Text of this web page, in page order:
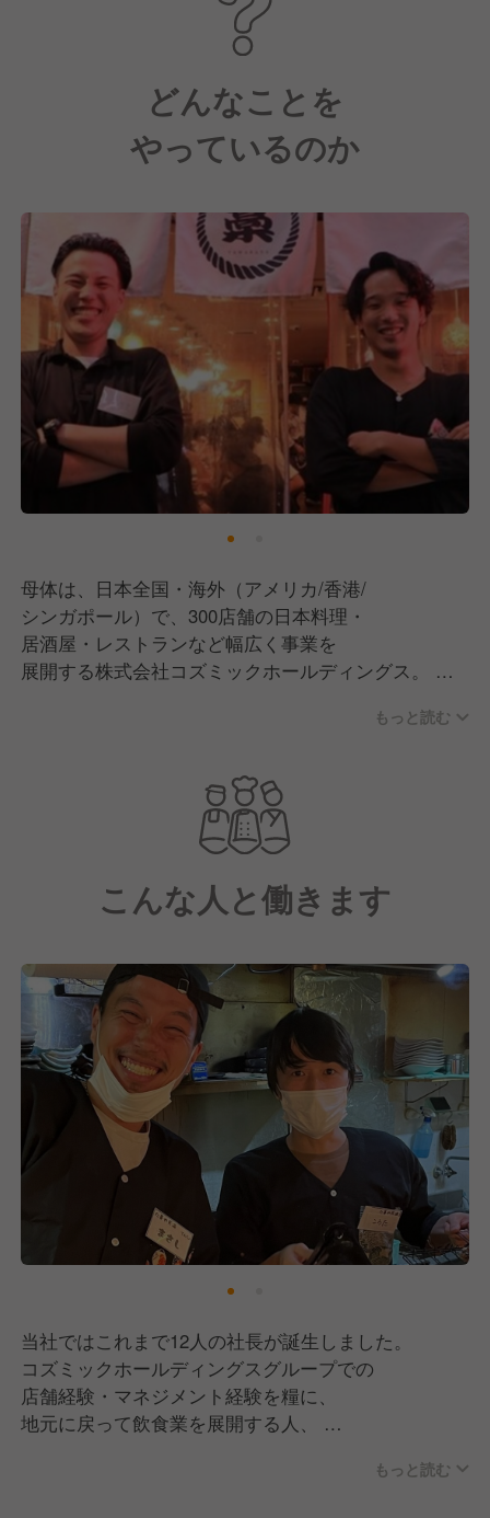
どんなことを
やっているのか
母体は、日本全国・海外（アメリカ/香港/
シンガポール）で、300店舗の日本料理・
居酒屋・レストランなど幅広く事業を
展開する株式会社コズミックホールディングス。
現在は飲食事業のブランド数は100ブランドを超え
●国内直営レストラン事業(居酒屋･カフェなど)
●海外直営レストラン事業
●国内デリバリー・テイクアウト事業
●国内FC事業 / 海外FC事業
など幅広く事業を展開。
『既存ブランドのFC展開』
この二つを軸に、着実に事業を拡大。
もっと読む
こんな人と働きます
当社ではこれまで12人の社長が誕生しました。
コズミックホールディングスグループでの
店舗経験・マネジメント経験を糧に、
地元に戻って飲食業を展開する人、
もっと読む